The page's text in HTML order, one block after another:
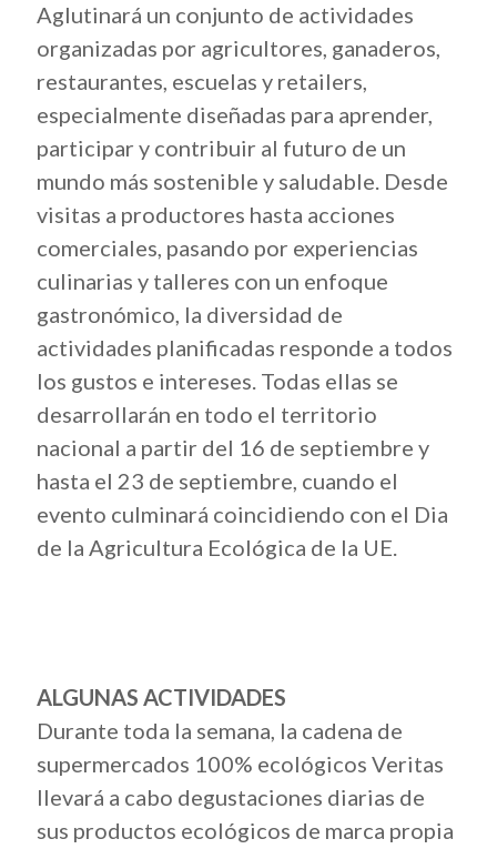
Aglutinará un conjunto de actividades
organizadas por agricultores, ganaderos,
restaurantes, escuelas y retailers,
especialmente diseñadas para aprender,
participar y contribuir al futuro de un
mundo más sostenible y saludable. Desde
visitas a productores hasta acciones
comerciales, pasando por experiencias
culinarias y talleres con un enfoque
gastronómico, la diversidad de
actividades planificadas responde a todos
los gustos e intereses. Todas ellas se
desarrollarán en todo el territorio
nacional a partir del 16 de septiembre y
hasta el 23 de septiembre, cuando el
evento culminará coincidiendo con el Dia
de la Agricultura Ecológica de la UE.
ALGUNAS ACTIVIDADES
Durante toda la semana, la cadena de
supermercados 100% ecológicos Veritas
llevará a cabo degustaciones diarias de
sus productos ecológicos de marca propia